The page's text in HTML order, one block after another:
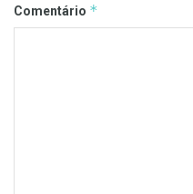
Comentário *